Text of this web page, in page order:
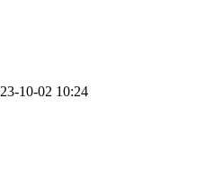
23-10-02 10:24